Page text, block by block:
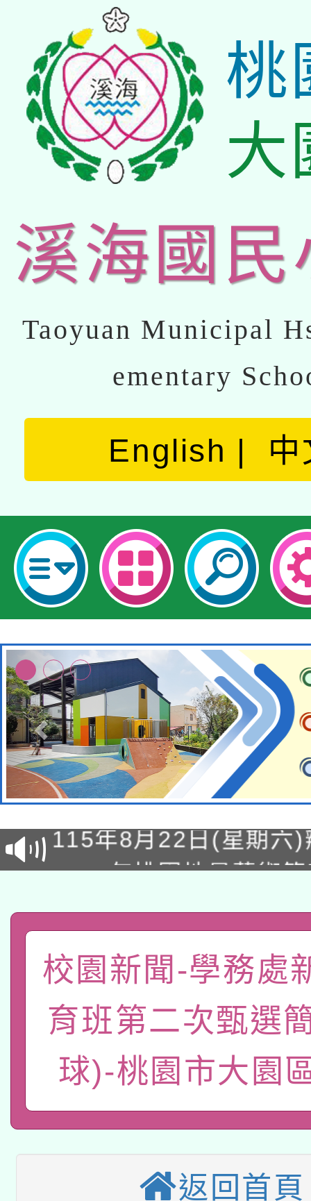
桃
大
溪海國民
Taoyuan Municipal
ementary
English 中
轉知經濟部水利署委託
業技術研究院辦理「
用水績優單位及節水達
動」
115年8月22日(星期六
桃園市孔廟祈福系列
開 智慧啟航」
2026年桃園地景藝術
關事宜
轉知教育部國民及學前
國立臺灣師範大學辦理
年度健康促進學校輔導
業成長研習」實施計畫
函轉國家教育研究院中
原住民族教育政策研討
轉知教育部國民及學前
新北市政府教育局辦理
師專業成長研習實施計
方素養工作坊新北場」
函轉國立臺灣師範大學
族語言臺北學習中心
「族語學習班」招生簡
轉知有關國立成功大學
文教學共融平台-教案
件」活動簡章
教育部國民及學前教育
接種對象擴大為「滿6
業技術研究院辦理「
115年8月22日(星期六
校園新聞-學務處
育班第二次甄選
球)-桃園市大園
返回首頁